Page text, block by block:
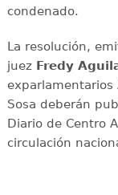
condenado.
La resolución,
juezFredy
exparlamentarios
Sosa deberán
Diario de Centro
circulación